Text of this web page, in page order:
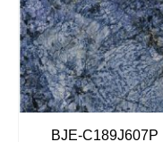
BJE-C189J607P